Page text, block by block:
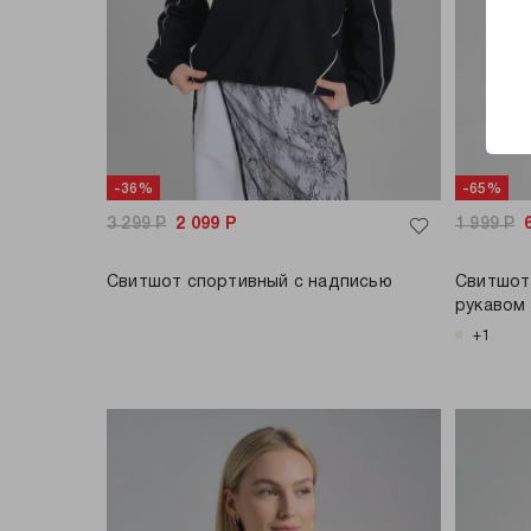
-36%
3 299Р 2 099 Р
Свитшот спортивный с надписью
-65%
1 999Р
рукавом
+1